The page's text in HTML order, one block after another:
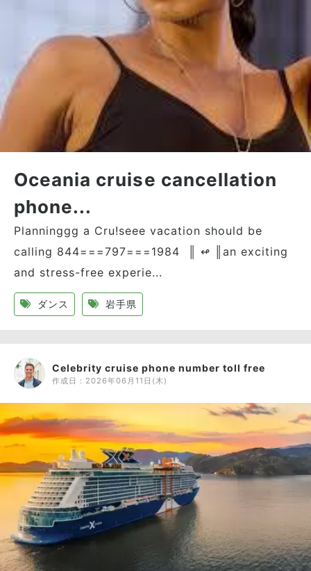
Oceania cruise cancellation
phone...
Planninggg a Cru!seee vacation should be
calling 844===797===1984 ║ ↫ ║an exciting
and stress-free experie...
ダンス 岩手県
Celebrity cruise phone number toll free
作成日： 2026年06月11日(木)